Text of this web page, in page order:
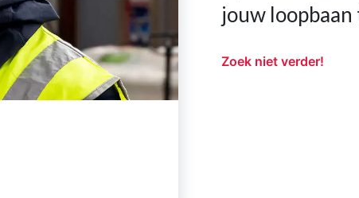
jouw
Zoek niet verder!